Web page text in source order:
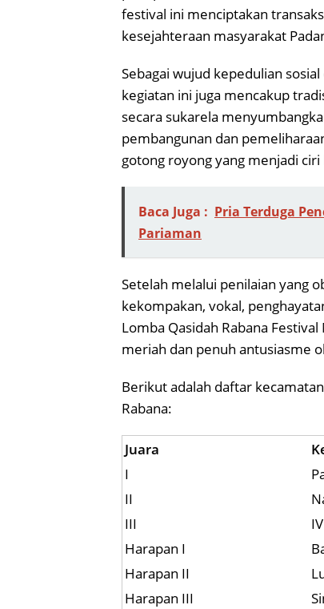
festival ini menciptakan
kesejahteraan masyarakat
Sebagai wujud kepedulian
kegiatan ini juga mencakup
secara sukarela
pembangunan dan
gotong royong yang menjadi
Baca Juga : Pria Terduga
Pariaman
Setelah melalui penilaian yang
kekompakan, vokal,
Lomba Qasidah Rabana
meriah dan penuh antusiasme
Berikut adalah daftar
Rabana:
Juara
I
II
III
Harapan I
Harapan II
Harapan III